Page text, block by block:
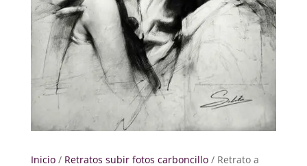
Inicio/ Retratos subir fotos carboncillo/ Retrato a